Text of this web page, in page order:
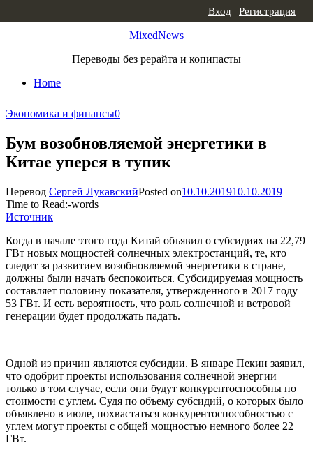
MixedNews
Переводы без рерайта и копипасты
Home
Вход | Регистрация
Экономика и финансы0
Бум возобновляемой энергетики в
Китае уперся в тупик
Перевод Сергей ЛукавскийPosted on10.10.201910.10.2019
Time to Read:-words
Источник
Когда в начале этого года Китай объявил о субсидиях на 22,79
ГВт новых мощностей солнечных электростанций, те, кто
следит за развитием возобновляемой энергетики в стране,
должны были начать беспокоиться. Субсидируемая мощность
составляет половину показателя, утвержденного в 2017 году
53 ГВт. И есть вероятность, что роль солнечной и ветровой
генерации будет продолжать падать.
Одной из причин являются субсидии. В январе Пекин заявил,
что одобрит проекты использования солнечной энергии
только в том случае, если они будут конкурентоспособны по
стоимости с углем. Судя по объему субсидий, о которых было
объявлено в июле, похвастаться конкурентоспособностью с
углем могут проекты с общей мощностью немного более 22
ГВт.